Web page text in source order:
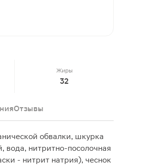
Жиры
32
Отзывы
обвалки, шкурка
вода, нитритно-посолочная
- нитрит натрия), чеснок